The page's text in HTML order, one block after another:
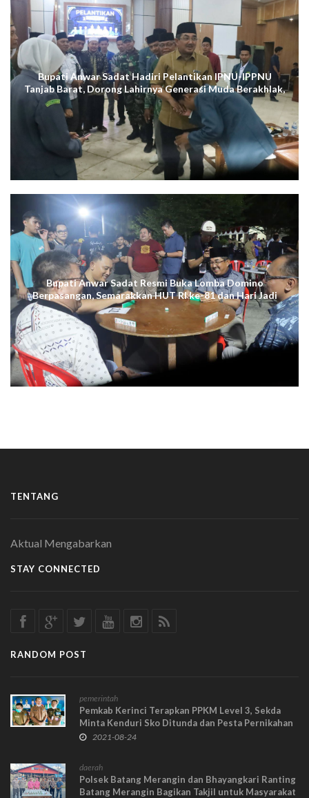
Bupati Anwar Sadat Hadiri Pelantikan IPNU-IPPNU
Tanjab Barat, Dorong Lahirnya Generasi Muda Berakhlak,
Cerdas Digital, dan Berdaya Saing
Bupati Anwar Sadat Resmi Buka Lomba Domino
Berpasangan, Semarakkan HUT RI ke-81 dan Hari Jadi
ke-61 Tanjab Barat
TENTANG
Aktual Mengabarkan
STAY CONNECTED
RANDOM POST
pemerintah
Pemkab Kerinci Terapkan PPKM Level 3, Sekda
Minta Kenduri Sko Ditunda dan Pesta Pernikahan
Wajib Laksanakan Prokes
2021-08-24
daerah
Polsek Batang Merangin dan Bhayangkari Ranting
Batang Merangin Bagikan Takjil untuk Masyarakat